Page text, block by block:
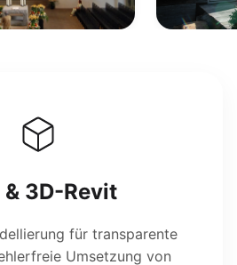
& 3D-Revit
für transparente
Umsetzung von